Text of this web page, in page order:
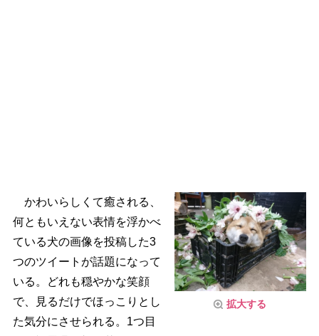
拡大する
かわいらしくて癒される、
何ともいえない表情を浮かべ
ている犬の画像を投稿した3
つのツイートが話題になって
いる。どれも穏やかな笑顔
で、見るだけでほっこりとし
た気分にさせられる。1つ目